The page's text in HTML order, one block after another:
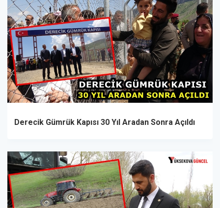
Derecik Gümrük Kapısı 30 Yıl Aradan Sonra Açıldı